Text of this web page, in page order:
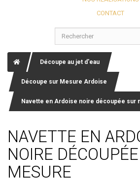
CONTACT
Découpe au jet d'eau
Découpe sur Mesure Ardoise
Navette en Ardoise noire découpée sur
NAVETTE EN
NOIRE
MESURE